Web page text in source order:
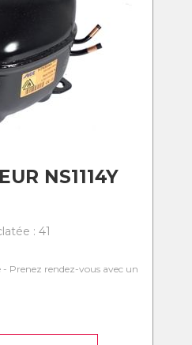
NS1114Y
: 41
- Prenez rendez-vous avec un